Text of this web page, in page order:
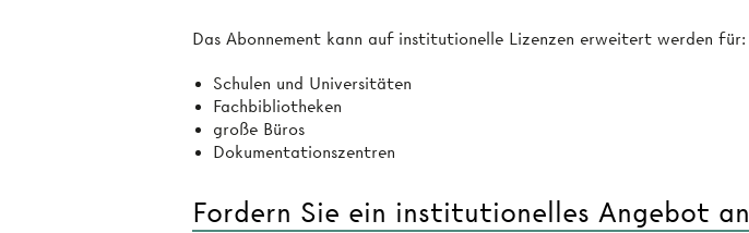
Das Abonnement kann auf institutionelle Lizenzen erweitert werden für:
Schulen und Universitäten
Fachbibliotheken
große Büros
Dokumentationszentren
Fordern Sie ein institutionelles Angebot an